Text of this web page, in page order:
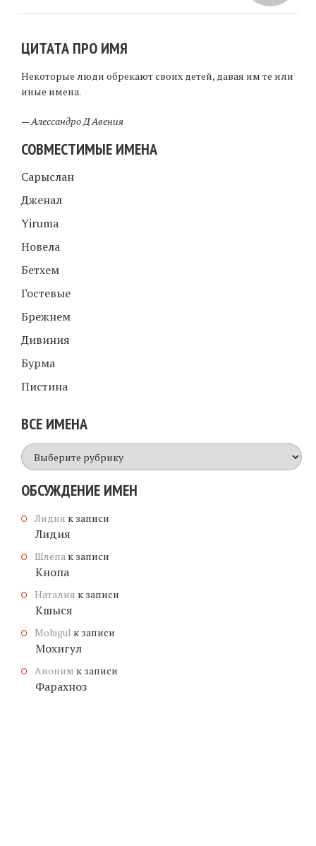
ЦИТАТА ПРО ИМЯ
Некоторые люди обрекают своих детей, давая им те или
иные имена.
—Алессандро Д Авения
СОВМЕСТИМЫЕ ИМЕНА
Сарыслан
Дженал
Yiruma
Новела
Бетхем
Гостевые
Брежнем
Дивиния
Бурма
Пистина
ВСЕ ИМЕНА
Все
имена
ОБСУЖДЕНИЕ ИМЕН
Лидия к записи
Лидия
Шлёпа к записи
Кнопа
Наталия к записи
Кшыся
Mohigul к записи
Мохигул
Аноним к записи
Фарахноз